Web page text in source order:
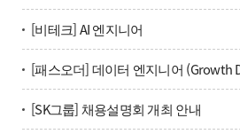
[비테크] AI 엔지니어
[SK그룹] 채용설명회 개최 안내